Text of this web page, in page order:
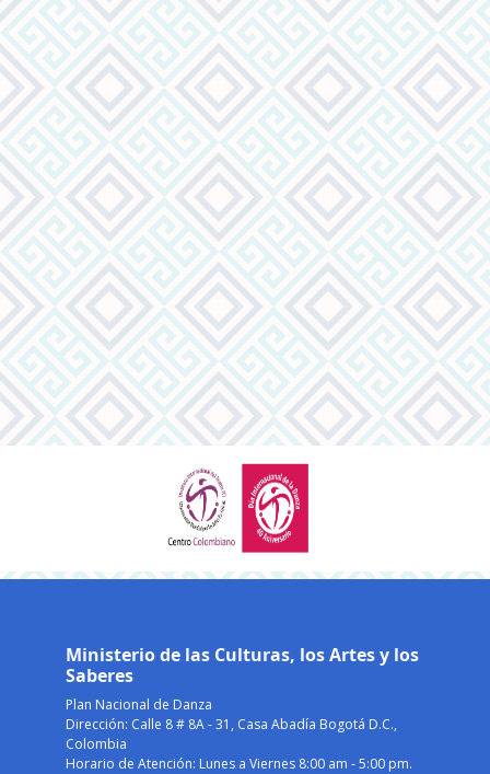
Ministerio de las Culturas, los Artes y los
Saberes
Plan Nacional de Danza
Dirección: Calle 8 # 8A - 31, Casa Abadía Bogotá D.C.,
Colombia
Horario de Atención: Lunes a Viernes 8:00 am - 5:00 pm.